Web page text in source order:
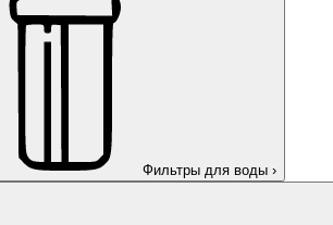
Фильтры для воды ›